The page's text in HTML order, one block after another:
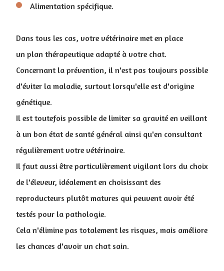
Alimentation spécifique.
Dans tous les cas, votre vétérinaire met en place
un plan thérapeutique adapté à votre chat.
Concernant la prévention, il n'est pas toujours possible
d'éviter la maladie, surtout lorsqu'elle est d'origine
génétique.
Il est toutefois possible de limiter sa gravité en veillant
à un bon état de santé général ainsi qu'en consultant
régulièrement votre vétérinaire.
Il faut aussi être particulièrement vigilant lors du choix
de l'éleveur, idéalement en choisissant des
reproducteurs plutôt matures qui peuvent avoir été
testés pour la pathologie.
Cela n'élimine pas totalement les risques, mais améliore
les chances d'avoir un chat sain.